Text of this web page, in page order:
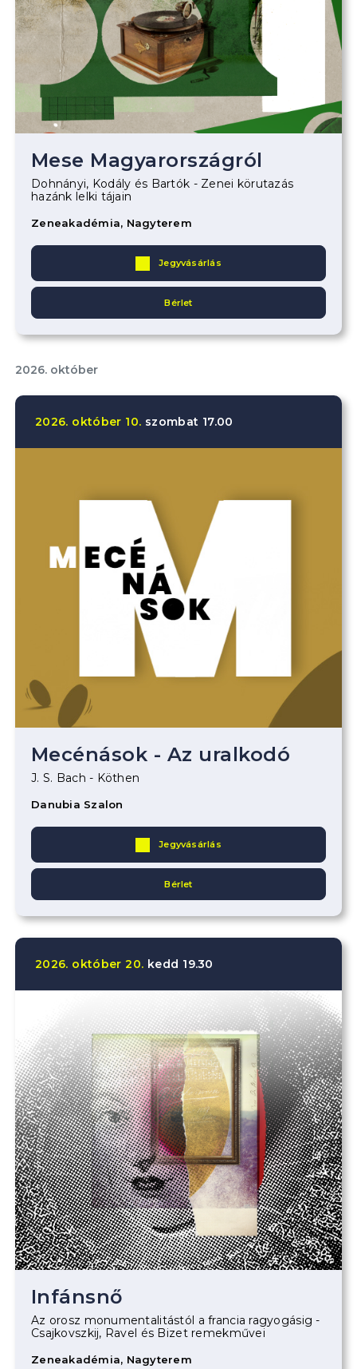
Mese Magyarországról
Dohnányi, Kodály és Bartók - Zenei körutazás
hazánk lelki tájain
Zeneakadémia, Nagyterem
Jegyvásárlás
Bérlet
2026. október
2026. október 10. szombat 17.00
Mecénások - Az uralkodó
J. S. Bach - Köthen
Danubia Szalon
Jegyvásárlás
Bérlet
2026. október 20. kedd 19.30
Infánsnő
Az orosz monumentalitástól a francia ragyogásig -
Csajkovszkij, Ravel és Bizet remekművei
Zeneakadémia, Nagyterem